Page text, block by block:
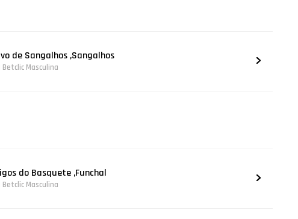
de Sangalhos ,Sangalhos
Masculina
do Basquete ,Funchal
Masculina